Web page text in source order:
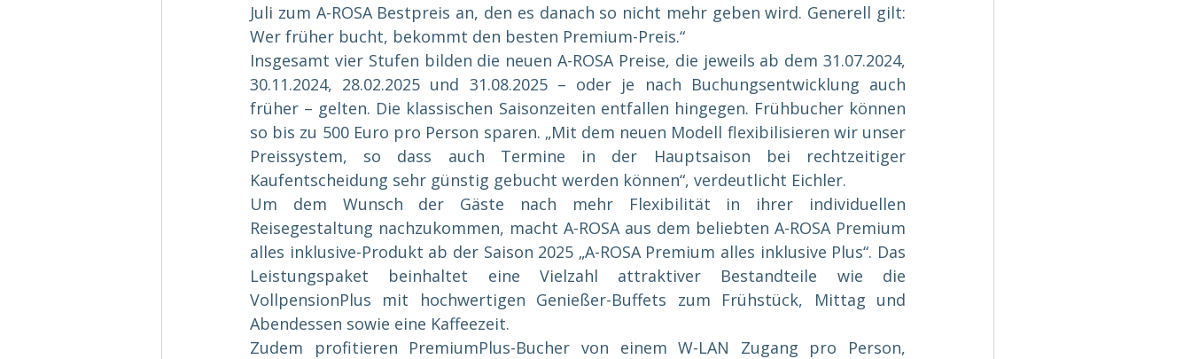
Juli zum A-ROSA Bestpreis an, den es danach so nicht mehr geben wird. Generell gilt:
Wer früher bucht, bekommt den besten Premium-Preis.“
Insgesamt vier Stufen bilden die neuen A-ROSA Preise, die jeweils ab dem 31.07.2024,
30.11.2024, 28.02.2025 und 31.08.2025 – oder je nach Buchungsentwicklung auch
früher – gelten. Die klassischen Saisonzeiten entfallen hingegen. Frühbucher können
so bis zu 500 Euro pro Person sparen. „Mit dem neuen Modell flexibilisieren wir unser
Preissystem, so dass auch Termine in der Hauptsaison bei rechtzeitiger
Kaufentscheidung sehr günstig gebucht werden können“, verdeutlicht Eichler.
Um dem Wunsch der Gäste nach mehr Flexibilität in ihrer individuellen
Reisegestaltung nachzukommen, macht A-ROSA aus dem beliebten A-ROSA Premium
alles inklusive-Produkt ab der Saison 2025 „A-ROSA Premium alles inklusive Plus“. Das
Leistungspaket beinhaltet eine Vielzahl attraktiver Bestandteile wie die
VollpensionPlus mit hochwertigen Genießer-Buffets zum Frühstück, Mittag und
Abendessen sowie eine Kaffeezeit.
Zudem profitieren PremiumPlus-Bucher von einem W-LAN Zugang pro Person,